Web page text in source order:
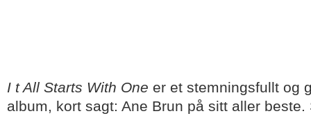
I t All Starts With One er et stemningsfullt og
album, kort sagt: Ane Brun på sitt aller beste.